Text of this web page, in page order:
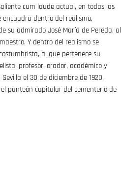
cum laude actual, en todas las
dentro del realismo,
su admirado José María de Pereda, al
Y dentro del realismo se
al que pertenece su
profesor, orador, académico y
el 30 de diciembre de 1920,
panteón capitular del cementerio de